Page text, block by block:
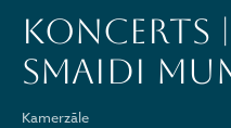
KONCERTS
SMAIDI
Kamerzāle